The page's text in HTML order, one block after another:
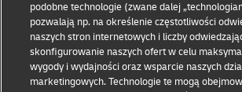
Zasady użytkowania Polityka
Ułatwienia dostępu
podobne technologie (zwane dalej
pozwalają np. na określenie częstotliwości
naszych stron internetowych i liczby
skonfigurowanie naszych ofert w celu
wygody i wydajności oraz wsparcie naszych
marketingowych. Technologie te mogą